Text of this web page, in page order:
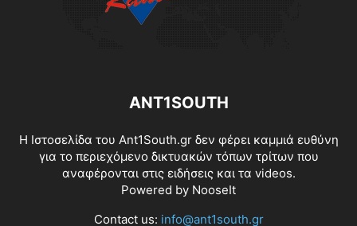
ANT1SOUTH
Η Ιστοσελίδα του Ant1South.gr δεν φέρει καμμιά ευθύνη
για το περιεχόμενο δικτυακών τόπων τρίτων που
αναφέρονται στις ειδήσεις και τα videos.
Powered by NooseIt
Contact us: info@ant1south.gr